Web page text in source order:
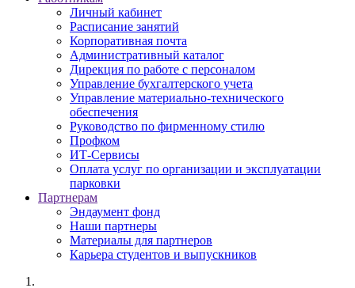
Личный кабинет
Расписание занятий
Корпоративная почта
Административный каталог
Дирекция по работе с персоналом
Управление бухгалтерского учета
Управление материально-технического
обеспечения
Руководство по фирменному стилю
Профком
ИТ-Сервисы
Оплата услуг по организации и эксплуатации
парковки
Партнерам
Эндаумент фонд
Наши партнеры
Материалы для партнеров
Карьера студентов и выпускников